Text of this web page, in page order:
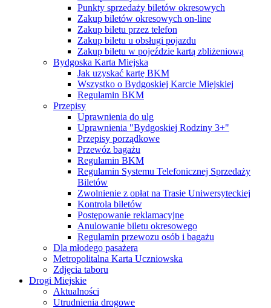
Punkty sprzedaży biletów okresowych
Zakup biletów okresowych on-line
Zakup biletu przez telefon
Zakup biletu u obsługi pojazdu
Zakup biletu w pojeździe kartą zbliżeniową
Bydgoska Karta Miejska
Jak uzyskać kartę BKM
Wszystko o Bydgoskiej Karcie Miejskiej
Regulamin BKM
Przepisy
Uprawnienia do ulg
Uprawnienia "Bydgoskiej Rodziny 3+"
Przepisy porządkowe
Przewóz bagażu
Regulamin BKM
Regulamin Systemu Telefonicznej Sprzedaży
Biletów
Zwolnienie z opłat na Trasie Uniwersyteckiej
Kontrola biletów
Postępowanie reklamacyjne
Anulowanie biletu okresowego
Regulamin przewozu osób i bagażu
Dla młodego pasażera
Metropolitalna Karta Uczniowska
Zdjęcia taboru
Drogi Miejskie
Aktualności
Utrudnienia drogowe